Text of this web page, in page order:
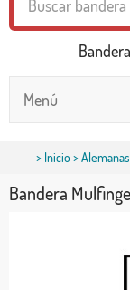
Menú
> Inicio>Alemanas
Bandera